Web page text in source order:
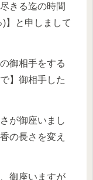
きる迄の時間
】と申しまして
御相手をする
】御相手した
が御座いまし
の長さを変え
御座いますが